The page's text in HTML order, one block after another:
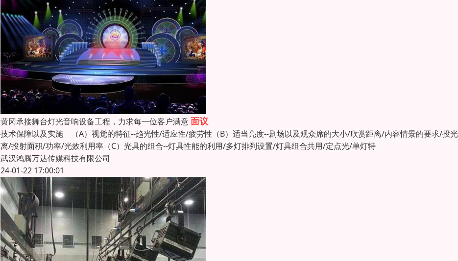
黄冈承接舞台灯光音响设备工程，力求每一位客户满意面议
技术保障以及实施 （A）视觉的特征--趋光性/适应性/疲劳性（B）适当亮度--剧场以及观众席的大小/欣赏距离/内容情景的要求/投
离/投射面积/功率/光效利用率（C）光具的组合--灯具性能的利用/多灯排列设置/灯具组合共用/定点光/单灯特
武汉鸿腾万达传媒科技有限公司
24-01-22 17:00:01